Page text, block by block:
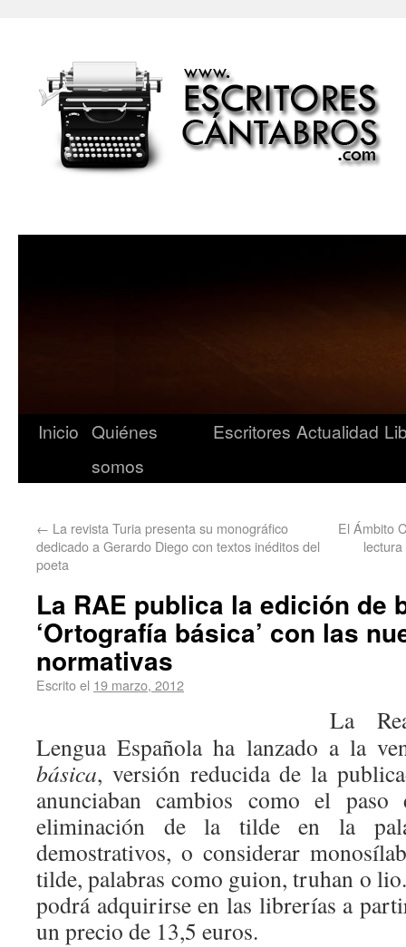
Inicio Quiénes
somos
Escritores Actualidad
← La revista Turia presenta su monográfico
dedicado a Gerardo Diego con textos inéditos del
poeta
El Ámbito
La RAE publica la edición de
‘Ortografía básica’ con las
normativas
Escrito el 19 marzo, 2012
La
Lengua Española ha lanzado a la
básica, versión reducida de la
anunciaban cambios como el
eliminación de la tilde en la
demostrativos, o considerar
tilde, palabras como guion, truhan o
podrá adquirirse en las librerías a
un precio de 13,5 euros.